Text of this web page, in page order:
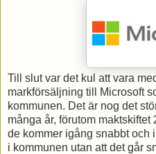
Till slut var det kul att vara
markförsäljning till Microsoft
kommunen. Det är nog det
många år, förutom
de kommer igång snabbt och
i kommunen utan att det går